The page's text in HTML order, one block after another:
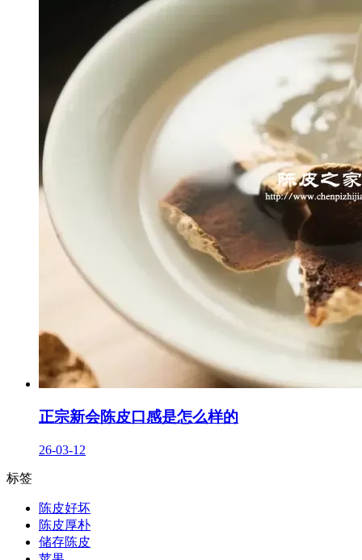
正宗新会陈皮口感是怎么样的
26-03-12
标签
陈皮好坏
陈皮厚朴
储存陈皮